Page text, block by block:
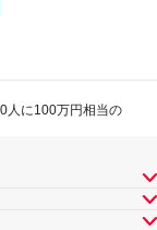
人に100万円相当の